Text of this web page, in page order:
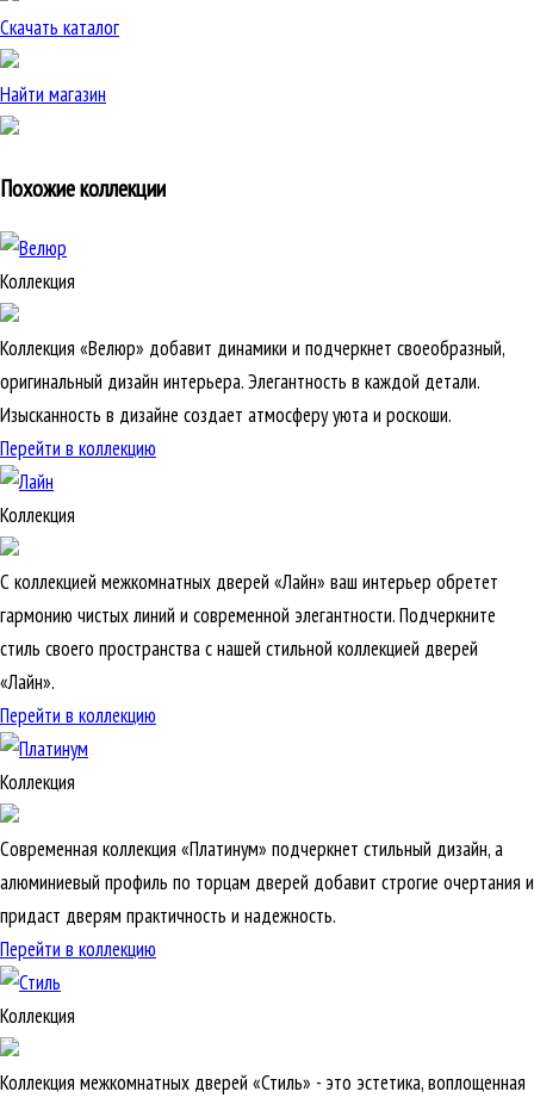
Скачать каталог
Найти магазин
Похожие коллекции
Коллекция
Коллекция «Велюр» добавит динамики и подчеркнет своеобразный,
оригинальный дизайн интерьера. Элегантность в каждой детали.
Изысканность в дизайне создает атмосферу уюта и роскоши.
Перейти в коллекцию
Коллекция
С коллекцией межкомнатных дверей «Лайн» ваш интерьер обретет
гармонию чистых линий и современной элегантности. Подчеркните
стиль своего пространства с нашей стильной коллекцией дверей
«Лайн».
Перейти в коллекцию
Коллекция
Современная коллекция «Платинум» подчеркнет стильный дизайн, а
алюминиевый профиль по торцам дверей добавит строгие очертания и
придаст дверям практичность и надежность.
Перейти в коллекцию
Коллекция
Коллекция межкомнатных дверей «Стиль» - это эстетика, воплощенная